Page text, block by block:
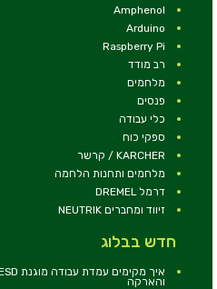
Amphenol
Arduino
Raspberry Pi
רב מודד
מלחמים
פנסים
כלי עבודה
ספקי כוח
KARCHER / קרשר
מלחמים ותחנות הלחמה
דרמל DREMEL
זיווד ומחברים NEUTRIK
חדש בבלוג
והארקה